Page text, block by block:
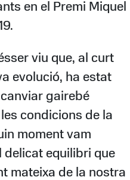
en el Premi Miquel
ésser viu que, al curt
evolució, ha estat
gairebé
condicions de la
moment vam
delicat equilibri que
mateixa de la nostra